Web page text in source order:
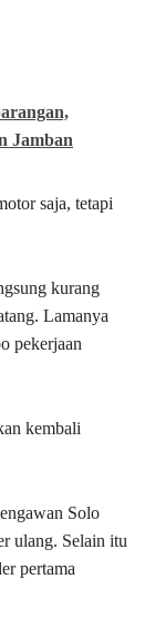
Jamban
saja, tetapi
kurang
Lamanya
pekerjaan
kembali
Solo
ulang. Selain itu
pertama